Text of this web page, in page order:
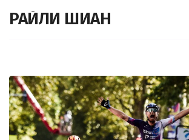
РАЙЛИ ШИАН